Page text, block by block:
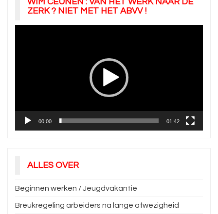
ZERK ? NIET MET HET ABVV !
00:00 01:42
ALLES OVER
Beginnen werken / Jeugdvakantie
Breukregeling arbeiders na lange afwezigheid